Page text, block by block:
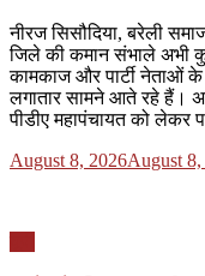
नीरज सिसौदिया, बरेली
जिले की कमान संभाले अभी
कामकाज और पार्टी नेताओं
लगातार सामने आते रहे हैं।
पीडीए महापंचायत को लेकर
Posted
August 8, 2026August